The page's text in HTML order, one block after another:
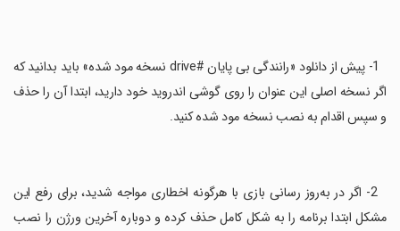
‏ ‏ 1- پیش از دانلود «رانندگی بی پایان #drive نسخه مود شده» باید بدانید که
اگر نسخه اصلی این عنوان را روی گوشی اندروید خود دارید، ابتدا آن را حذف
و سپس اقدام به نصب نسخه مود شده کنید.
‏ ‏ 2- اگر در به‌روز رسانی بازی با هرگونه اخطاری مواجه شدید، برای رفع این
مشکل ابتدا برنامه را به شکل کامل حذف کرده و دوباره آخرین ورژن را نصب